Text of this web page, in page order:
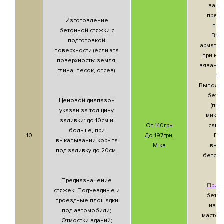
10
Изготовление
бетонной стяжки с
подготовкой
поверхности (если эта
поверхность: земля,
глина, песок, отсев).
Ценовой диапазон
указан за толщину
заливки: до 10см и
больше, при
выкапывании корыта
под заливку до 20см.
Предназначение
стяжек: Подъездные и
проездные площадки
под автомобили;
Отмостки зданий;
От 140грн
До 197грн,
М.кв
при